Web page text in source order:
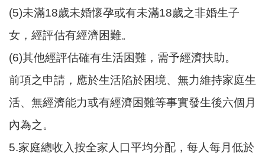
關
通
訊
相
關
資
回
(5)未滿18歲未婚懷孕或有未滿18歲之非婚生子
女，經評估有經濟困難。
(6)其他經評估確有生活困難，需予經濟扶助。
前項之申請，應於生活陷於困境、無力維持家庭生
活、無經濟能力或有經濟困難等事實發生後六個月
內為之。
5.家庭總收入按全家人口平均分配，每人每月低於